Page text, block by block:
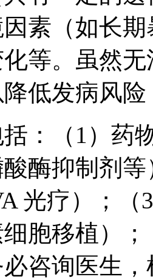
素（如长
等。虽然
低发病风险
：（1）药
酶抑制剂
光疗）；
胞移植）
咨询医生